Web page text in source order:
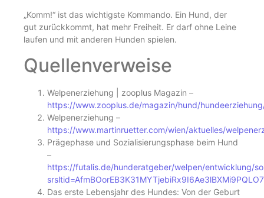
„Komm!“ ist das wichtigste Kommando. Ein Hund, der
gut zurückkommt, hat mehr Freiheit. Er darf ohne Leine
laufen und mit anderen Hunden spielen.
Quellenverweise
Welpenerziehung | zooplus Magazin –
https://www.zooplus.de/magazin/hund/
Welpenerziehung –
https://www.martinruetter.com/wien/aktuelles/
Prägephase und Sozialisierungsphase beim Hund
–
https://futalis.de/hunderatgeber/welpen/entwicklung/
Das erste Lebensjahr des Hundes: Von der Geburt